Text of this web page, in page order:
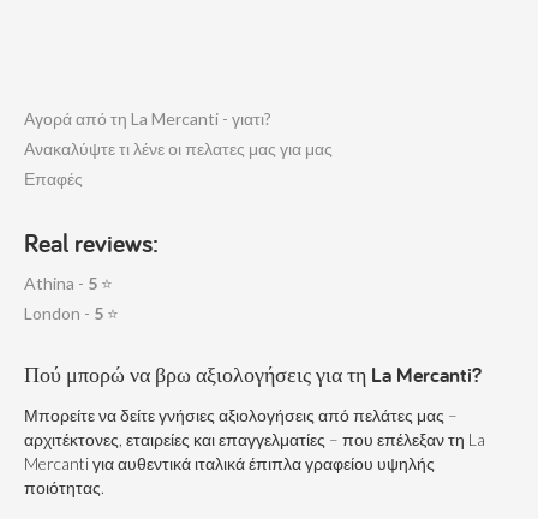
Αγορά από τη La Mercanti - γιατι?
Ανακαλύψτε τι λένε οι πελατες μας για μας
Επαφές
Real reviews:
Athina - 5 ⭐
London - 5 ⭐
Πού μπορώ να βρω αξιολογήσεις για τη La Mercanti?
Μπορείτε να δείτε γνήσιες αξιολογήσεις από πελάτες μας –
αρχιτέκτονες, εταιρείες και επαγγελματίες – που επέλεξαν τη La
Mercanti για αυθεντικά ιταλικά έπιπλα γραφείου υψηλής
ποιότητας.